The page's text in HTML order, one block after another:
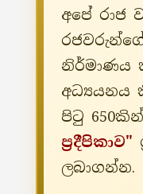
අපේ රාජ
නිර්මාණය
අධ්‍යයනය
පිටු
ප්‍රදීපිකාව"
ලබාගන්න.